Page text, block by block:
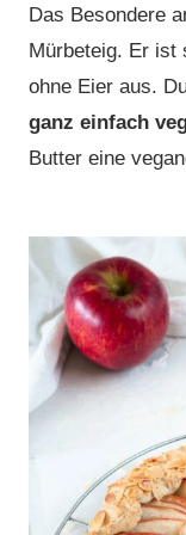
Das Besondere
Mürbeteig. Er ist
ohne Eier aus.
ganz einfach
Butter eine